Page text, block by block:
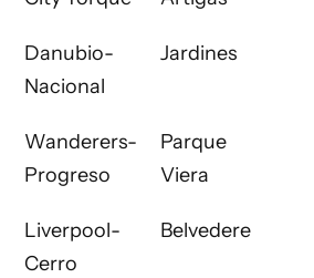
Danubio-
Nacional
Jardines
Wanderers-
Progreso
Parque
Viera
Liverpool-
Cerro
Belvedere